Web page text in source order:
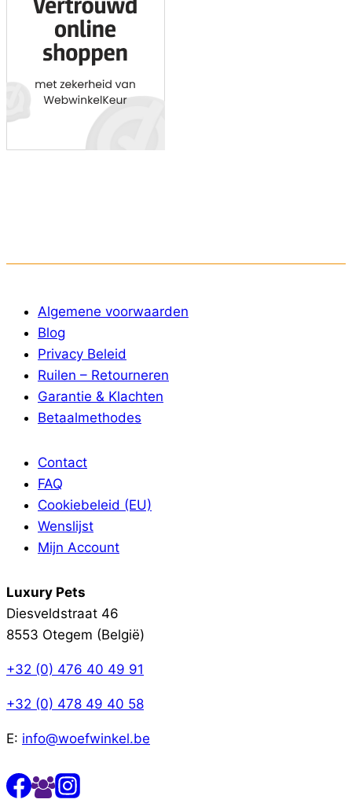
Algemene voorwaarden
Blog
Privacy Beleid
Ruilen – Retourneren
Garantie & Klachten
Betaalmethodes
Contact
FAQ
Cookiebeleid (EU)
Wenslijst
Mijn Account
Luxury Pets
Diesveldstraat 46
8553 Otegem (België)
+32 (0) 476 40 49 91
+32 (0) 478 49 40 58
E: info@woefwinkel.be